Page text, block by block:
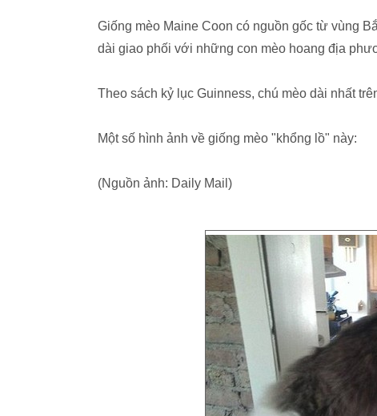
Giống mèo Maine Coon có nguồn gốc từ vùng
dài giao phối với những con mèo hoang địa
Theo sách kỷ lục Guinness, chú mèo dài nhất
Một số hình ảnh về giống mèo "khổng lồ" này:
(Nguồn ảnh: Daily Mail)